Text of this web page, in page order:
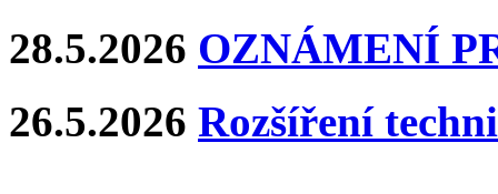
28.5.2026 OZNÁMENÍ
26.5.2026 Rozšíření